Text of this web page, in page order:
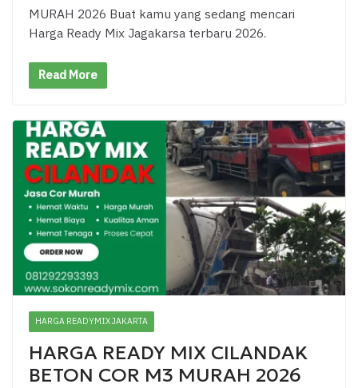
MURAH 2026 Buat kamu yang sedang mencari
Harga Ready Mix Jagakarsa terbaru 2026.
Read More
HARGA READYMIX JAKARTA
HARGA READY MIX CILANDAK
BETON COR M3 MURAH 2026